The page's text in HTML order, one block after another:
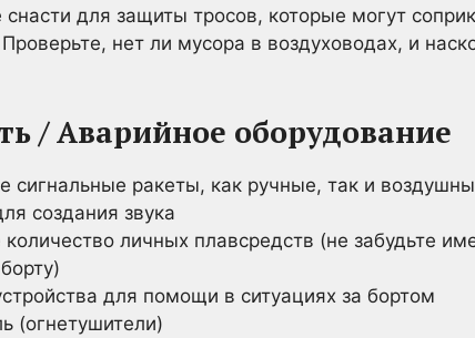
для защиты тросов, которые могут
нет ли мусора в воздуховодах, и
/ Аварийное оборудование
сигнальные ракеты, как ручные, так и
создания звука
личных плавсредств (не забудьте
для помощи в ситуациях за бортом
(огнетушители)